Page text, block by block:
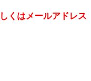
くはメールアドレス